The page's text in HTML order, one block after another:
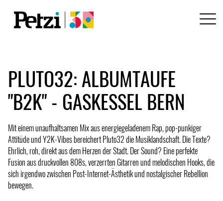
PLUTO32: ALBUMTAUFE
"B2K" - GASKESSEL BERN
Mit einem unaufhaltsamen Mix aus energiegeladenem Rap, pop-punkiger
Attitüde und Y2K-Vibes bereichert Pluto32 die Musiklandschaft. Die Texte?
Ehrlich, roh, direkt aus dem Herzen der Stadt. Der Sound? Eine perfekte
Fusion aus druckvollen 808s, verzerrten Gitarren und melodischen Hooks, die
sich irgendwo zwischen Post-Internet-Ästhetik und nostalgischer Rebellion
bewegen.